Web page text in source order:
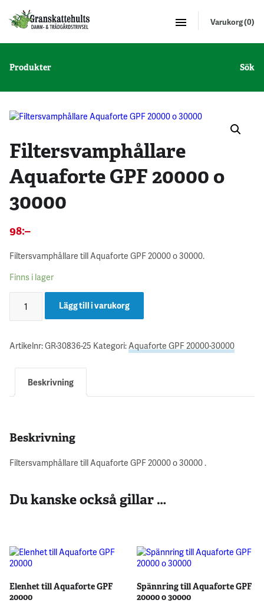
Varukorg (0)
Produkter Sök
Filtersvamphållare
Aquaforte GPF 20000 o
30000
98:–
Filtersvamphållare till Aquaforte GPF 20000 o 30000.
Finns i lager
Lägg till i varukorg
Artikelnr:GR-30836-25 Kategori: Aquaforte GPF 20000-30000
Beskrivning
Beskrivning
Filtersvamphållare till Aquaforte GPF 20000 o 30000 .
Du kanske också gillar …
Elenhet till Aquaforte GPF
20000
Spännring till Aquaforte GPF
20000 o 30000